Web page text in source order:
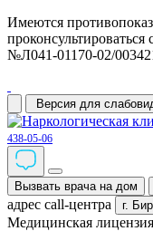
Имеются
№Л041-01170-02/
Версия для
438-05-06
Вызвать врача на дом
адрес call-центра г.
Медицинская